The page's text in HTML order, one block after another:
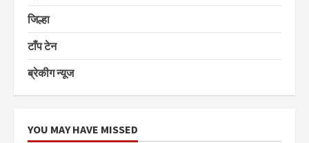
जिल्हा
टाँप टेन
ब्रेकीग न्यूज
YOU MAY HAVE MISSED